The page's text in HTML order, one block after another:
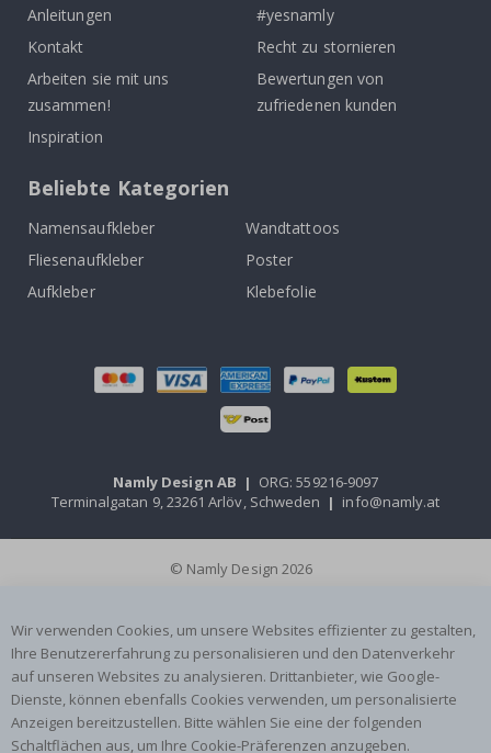
Anleitungen
Kontakt
Arbeiten sie mit uns
zusammen!
Inspiration
#yesnamly
Recht zu stornieren
Bewertungen von
zufriedenen kunden
Beliebte Kategorien
Namensaufkleber
Wandtattoos
Fliesenaufkleber
Poster
Aufkleber
Klebefolie
Namly Design AB | ORG: 559216-9097
Terminalgatan 9, 23261 Arlöv, Schweden | info@namly.at
© Namly Design 2026
Wir verwenden Cookies, um unsere Websites effizienter zu gestalten,
Ihre Benutzererfahrung zu personalisieren und den Datenverkehr
auf unseren Websites zu analysieren. Drittanbieter, wie Google-
Dienste, können ebenfalls Cookies verwenden, um personalisierte
Anzeigen bereitzustellen. Bitte wählen Sie eine der folgenden
Schaltflächen aus, um Ihre Cookie-Präferenzen anzugeben.